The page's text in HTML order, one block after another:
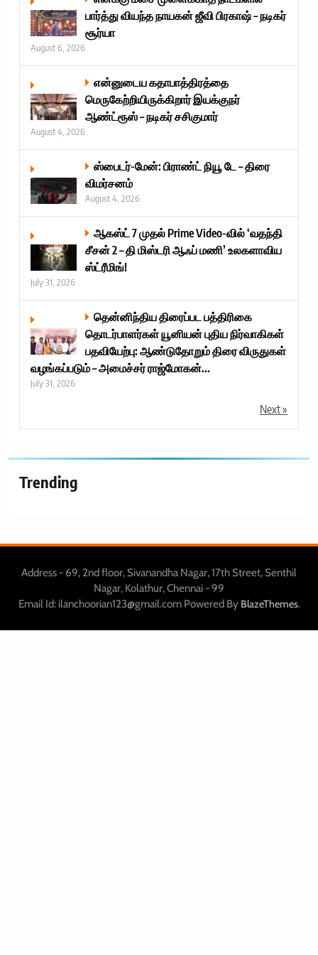
பார்த்து வியந்த நாயகன் ஜீவி பிரகாஷ் – நடிகர்
சூர்யா
August 6, 2026
என்னுடைய கதாபாத்திரத்தை
மெருகேற்றியிருக்கிறார் இயக்குநர்
ஆண்ட்ரூஸ் – நடிகர் சசிகுமார்
August 4, 2026
ஸ்பைடர்-மேன்: பிராண்ட் நியூ டே – திரை
விமர்சனம்
August 4, 2026
ஆகஸ்ட் 7 முதல் Prime Video-வில் ‘வதந்தி
சீசன் 2 – தி மிஸ்டரி ஆஃப் மணி’ உலகளாவிய
ஸ்ட்ரீமிங்!
July 31, 2026
தென்னிந்திய திரைப்பட பத்திரிகை
தொடர்பாளர்கள் யூனியன் புதிய நிர்வாகிகள்
பதவியேற்பு: ஆண்டுதோறும் திரை விருதுகள்
வழங்கப்படும் – அமைச்சர் ராஜ்மோகன்...
July 31, 2026
Next »
Trending
Address - 69, 2nd floor, Sivanandha Nagar, 17th Street, Senthil
Nagar, Kolathur, Chennai - 99
Email Id: ilanchoorian123@gmail.com Powered By BlazeThemes.